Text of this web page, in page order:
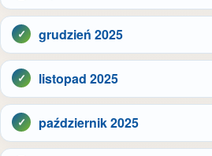
grudzień 2025
listopad 2025
październik 2025